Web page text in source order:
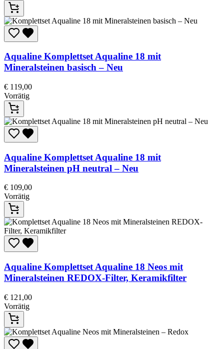
Aqualine Komplettset Aqualine 18 mit
Mineralsteinen basisch – Neu
€ 119,00
Vorrätig
Aqualine Komplettset Aqualine 18 mit
Mineralsteinen pH neutral – Neu
€ 109,00
Vorrätig
Aqualine Komplettset Aqualine 18 Neos mit
Mineralsteinen REDOX-Filter, Keramikfilter
€ 121,00
Vorrätig